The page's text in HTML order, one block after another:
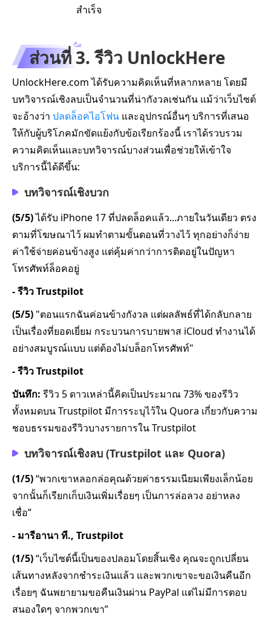
สำเร็จ
ส่วนที่ 3. รีวิว UnlockHere
UnlockHere.com ได้รับความคิดเห็นที่หลากหลาย โดยมี
บทวิจารณ์เชิงลบเป็นจำนวนที่น่ากังวลเช่นกัน แม้ว่าเว็บไซต์
จะอ้างว่า ปลดล็อคไอโฟน และอุปกรณ์อื่นๆ บริการที่เสนอ
ให้กับผู้บริโภคมักขัดแย้งกับข้อเรียกร้องนี้ เราได้รวบรวม
ความคิดเห็นและบทวิจารณ์บางส่วนเพื่อช่วยให้เข้าใจ
บริการนี้ได้ดีขึ้น:
บทวิจารณ์เชิงบวก
(5/5)ได้รับ iPhone 17 ที่ปลดล็อคแล้ว...ภายในวันเดียว ตรง
ตามที่โฆษณาไว้ ผมทำตามขั้นตอนที่วางไว้ ทุกอย่างก็ง่าย
ค่าใช้จ่ายค่อนข้างสูง แต่คุ้มค่ากว่าการติดอยู่ในปัญหา
โทรศัพท์ล็อคอยู่
- รีวิว Trustpilot
(5/5) "ตอนแรกฉันค่อนข้างกังวล แต่ผลลัพธ์ที่ได้กลับกลาย
เป็นเรื่องที่ยอดเยี่ยม กระบวนการบายพาส iCloud ทำงานได้
อย่างสมบูรณ์แบบ แต่ต้องไม่บล็อกโทรศัพท์"
- รีวิว Trustpilot
บันทึก: รีวิว 5 ดาวเหล่านี้คิดเป็นประมาณ 73% ของรีวิว
ทั้งหมดบน Trustpilot มีการระบุไว้ใน Quora เกี่ยวกับความ
ชอบธรรมของรีวิวบางรายการใน Trustpilot
บทวิจารณ์เชิงลบ (Trustpilot และ Quora)
(1/5)“พวกเขาหลอกล่อคุณด้วยค่าธรรมเนียมเพียงเล็กน้อย
จากนั้นก็เรียกเก็บเงินเพิ่มเรื่อยๆ เป็นการล่อลวง อย่าหลง
เชื่อ”
- มารีอานา ที., Trustpilot
(1/5)“เว็บไซต์นี้เป็นของปลอมโดยสิ้นเชิง คุณจะถูกเปลี่ยน
เส้นทางหลังจากชำระเงินแล้ว และพวกเขาจะขอเงินคืนอีก
เรื่อยๆ ฉันพยายามขอคืนเงินผ่าน PayPal แต่ไม่มีการตอบ
สนองใดๆ จากพวกเขา”